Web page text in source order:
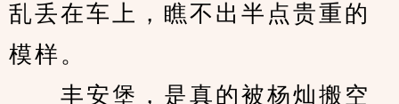
乱丢在车上，瞧不出半点贵重的
模样。
丰安堡，是真的被杨灿搬空